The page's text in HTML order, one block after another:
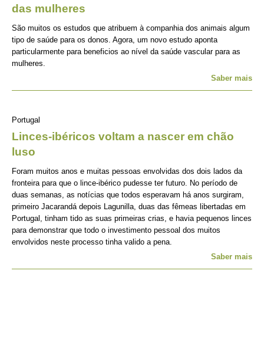
das mulheres
São muitos os estudos que atribuem à companhia dos animais algum
tipo de saúde para os donos. Agora, um novo estudo aponta
particularmente para beneficios ao nível da saúde vascular para as
mulheres.
Saber mais
Portugal
Linces-ibéricos voltam a nascer em chão
luso
Foram muitos anos e muitas pessoas envolvidas dos dois lados da
fronteira para que o lince-ibérico pudesse ter futuro. No período de
duas semanas, as notícias que todos esperavam há anos surgiram,
primeiro Jacarandá depois Lagunilla, duas das fêmeas libertadas em
Portugal, tinham tido as suas primeiras crias, e havia pequenos linces
para demonstrar que todo o investimento pessoal dos muitos
envolvidos neste processo tinha valido a pena.
Saber mais